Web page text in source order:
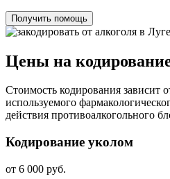
Получить помощь
Цены на
Стоимость кодирования зависит
используемого
действия противоалкогольного
Кодирование уколом
от 6 000 руб.